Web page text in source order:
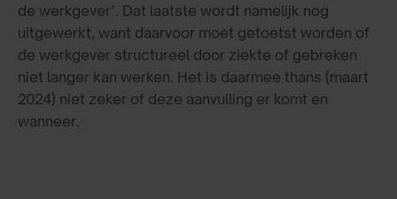
de werkgever’. Dat laatste wordt namelijk nog
uitgewerkt, want daarvoor moet getoetst worden of
de werkgever structureel door ziekte of gebreken
niet langer kan werken. Het is daarmee thans (maart
2024) niet zeker of deze aanvulling er komt en
wanneer.